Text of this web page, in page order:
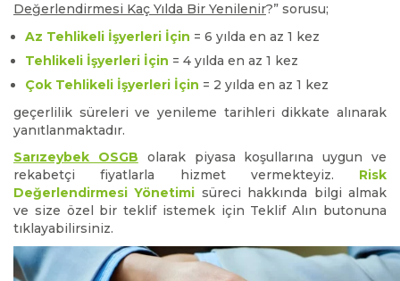
Değerlendirmesi Kaç Yılda Bir Yenilenir?” sorusu;
Az Tehlikeli İşyerleri İçin = 6 yılda en az 1 kez
Tehlikeli İşyerleri İçin = 4 yılda en az 1 kez
Çok Tehlikeli İşyerleri İçin = 2 yılda en az 1 kez
geçerlilik süreleri ve yenileme tarihleri dikkate alınarak
yanıtlanmaktadır.
Sarızeybek OSGB olarak piyasa koşullarına uygun ve
rekabetçi fiyatlarla hizmet vermekteyiz. Risk
Değerlendirmesi Yönetimi süreci hakkında bilgi almak
ve size özel bir teklif istemek için Teklif Alın butonuna
tıklayabilirsiniz.